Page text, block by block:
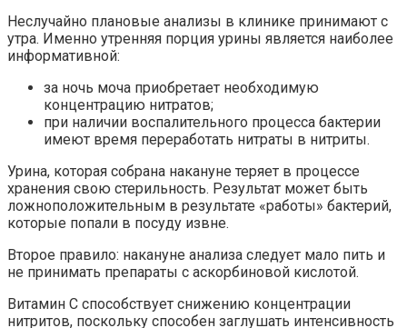
Неслучайно плановые анализы в клинике принимают с
утра. Именно утренняя порция урины является наиболее
информативной:
за ночь моча приобретает необходимую
концентрацию нитратов;
при наличии воспалительного процесса бактерии
имеют время переработать нитраты в нитриты.
Урина, которая собрана накануне теряет в процессе
хранения свою стерильность. Результат может быть
ложноположительным в результате «работы» бактерий,
которые попали в посуду извне.
Второе правило: накануне анализа следует мало пить и
не принимать препараты с аскорбиновой кислотой.
Витамин С способствует снижению концентрации
нитритов, поскольку способен заглушать интенсивность